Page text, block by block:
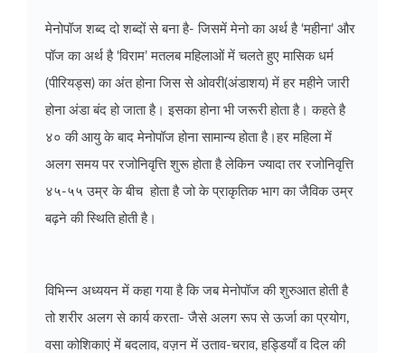
मेनोपॉज शब्द दो शब्दों से बना है- जिसमें मेनो का अर्थ है ‘महीना’ और
पॉज का अर्थ है ‘विराम’ मतलब महिलाओं में चलते हुएमासिक धर्म
(पीरियड्स) का अंत होना जिस से ओवरी(अंडाशय) में हर महीने जारी
होना अंडा बंद हो जाता है। इसका होना भी जरूरी होता है। कहते है
४० की आयु के बादमेनोपॉज होना सामान्य होता है।हर महिला में
अलग समय पररजोनिवृत्ति शुरू होता है लेकिनज्यादा तररजोनिवृत्ति
४५-५५ उम्र के बीच होता है जो केप्राकृतिक भाग काजैविक उम्र
बढ़ने की स्थिति होती है।
विभिन्न अध्ययन में कहा गया है कि जबमेनोपॉज की शुरुआत होती है
तो शरीर अलग से कार्य करता- जैसे अलग रूप सेऊर्जा का प्रयोग,
वसा कोशिकाएं में बदलाव, वज़न में उताव-चराव, हड्डियाँ व दिल की